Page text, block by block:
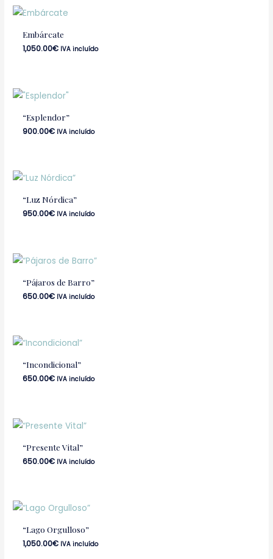
Embárcate
1,050.00€ IVA incluído
“Esplendor”
900.00€ IVA incluído
“Luz Nórdica”
950.00€ IVA incluído
“Pájaros de Barro”
650.00€ IVA incluído
“Incondicional”
650.00€ IVA incluído
“Presente Vital”
650.00€ IVA incluído
“Lago Orgulloso”
1,050.00€ IVA incluído